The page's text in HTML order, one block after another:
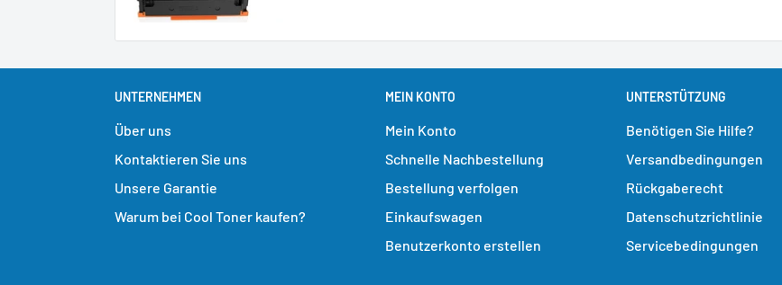
UNTERNEHMEN
Über uns
Kontaktieren Sie uns
Unsere Garantie
Warum bei Cool Toner kaufen?
MEIN KONTO
Mein Konto
Schnelle Nachbestellung
Bestellung verfolgen
Einkaufswagen
Benutzerkonto erstellen
UNTERSTÜTZUNG
Benötigen Sie Hilfe?
Versandbedingungen
Rückgaberecht
Datenschutzrichtlinie
Servicebedingungen